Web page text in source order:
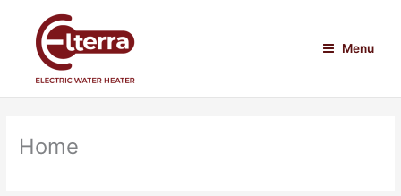
konten
Menu
Home